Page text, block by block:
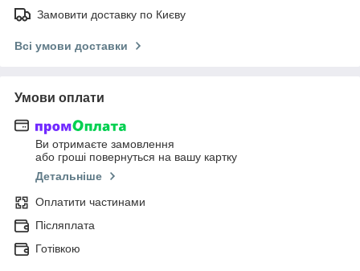
Замовити доставку по Києву
Всі умови доставки
Умови оплати
Ви отримаєте замовлення
або гроші повернуться на вашу картку
Детальніше
Оплатити частинами
Післяплата
Готівкою